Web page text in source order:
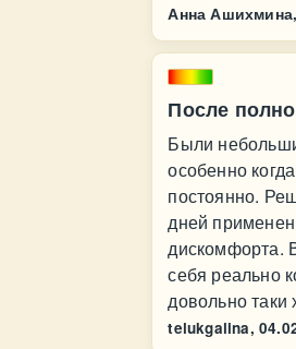
Анна Ашихмина,
После
Были
особенно
постоянно.
дней
дискомфорта.
себя реально
довольно
telukgalina,